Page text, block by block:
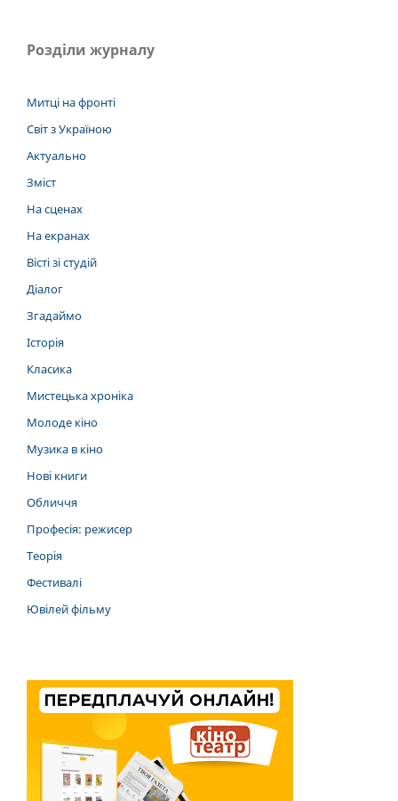
Розділи журналу
Митці на фронті
Світ з Україною
Актуально
Зміст
На сценах
На екранах
Вісті зі студій
Діалог
Згадаймо
Історія
Класика
Мистецька хроніка
Молоде кіно
Музика в кіно
Нові книги
Обличчя
Професія: режисер
Теорія
Фестивалі
Ювілей фільму